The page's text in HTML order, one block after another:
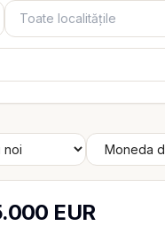
Localități
EUR